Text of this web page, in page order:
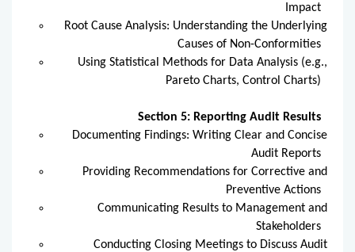
Impact
Root Cause Analysis: Understanding the Underlying
Causes of Non-Conformities
Using Statistical Methods for Data Analysis (e.g.,
Pareto Charts, Control Charts)
Section 5: Reporting Audit Results
Documenting Findings: Writing Clear and Concise
Audit Reports
Providing Recommendations for Corrective and
Preventive Actions
Communicating Results to Management and
Stakeholders
Conducting Closing Meetings to Discuss Audit